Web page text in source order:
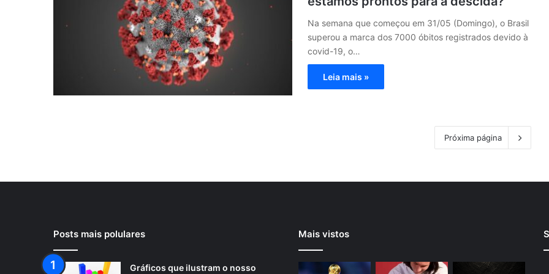
Na semana que começou em 31/05 (Domingo), o Brasil
superou a marca dos 7000 óbitos registrados devido à
covid-19, o…
Leia mais »
Próxima página
Posts mais polulares
Gráficos que ilustram o nosso
Mais vistos